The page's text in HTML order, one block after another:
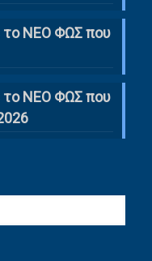
το ΝΕΟ ΦΩΣ που
το ΝΕΟ ΦΩΣ που